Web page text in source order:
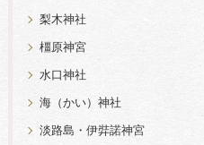
梨木神社
橿原神宮
水口神社
海（かい）神社
淡路島・伊弉諾神宮